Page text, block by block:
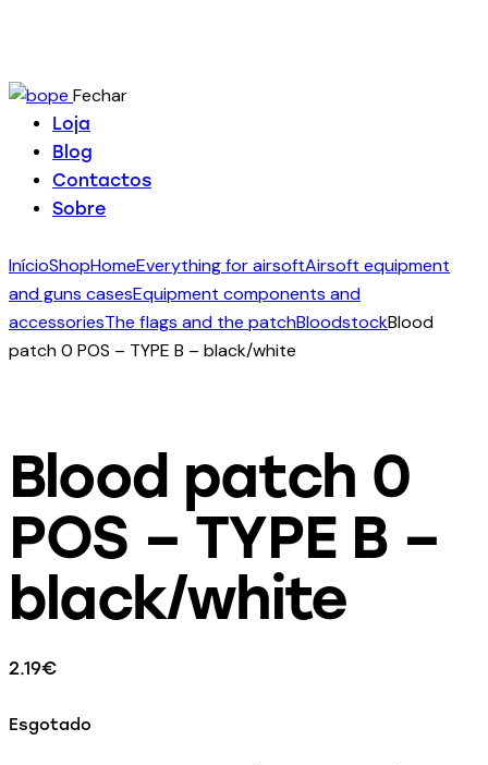
Fechar
Loja
Blog
Contactos
Sobre
InícioShopHomeEverything for airsoftAirsoft equipment
and guns casesEquipment components and
accessoriesThe flags and the patchBloodstockBlood
patch 0 POS – TYPE B – black/white
Blood patch 0
POS – TYPE B –
black/white
2.19€
Esgotado